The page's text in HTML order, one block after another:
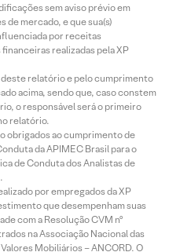
sem aviso prévio em
mercado, e que sua(s)
por receitas
realizadas pela XP
relatório e pelo cumprimento
acima, sendo que, caso constem
o responsável será o primeiro
relatório.
obrigados ao cumprimento de
da APIMEC Brasil para o
de Conduta dos Analistas de
por empregados da XP
que desempenham suas
com a Resolução CVM nº
na Associação Nacional das
Mobiliários – ANCORD. O